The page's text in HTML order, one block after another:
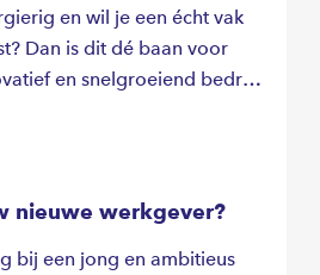
en wil je een écht vak
Dan is dit dé baan voor
en snelgroeiend bedrijf
willen leren repareren.
nieuwe werkgever?
bij een jong en ambitieus